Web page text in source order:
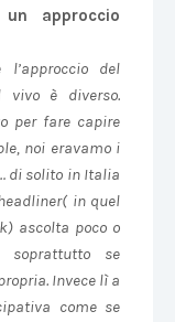
approccio
del
vivo è diverso.
per fare capire
noi eravamo i
di solito in Italia
in quel
ascolta poco o
se
Invece lì a
come se